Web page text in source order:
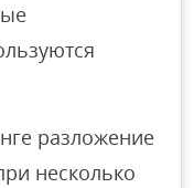
разложение
несколько